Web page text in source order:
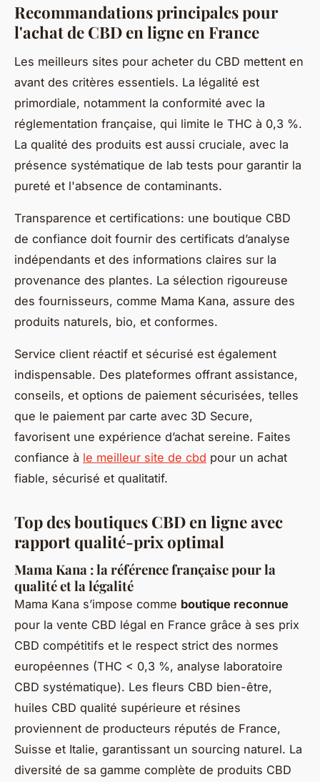
Recommandations principales pour
l'achat de CBD en ligne en France
Les meilleurs sites pour acheter du CBD mettent en
avant des critères essentiels. La légalité est
primordiale, notamment la conformité avec la
réglementation française, qui limite le THC à 0,3 %.
La qualité des produits est aussi cruciale, avec la
présence systématique de lab tests pour garantir la
pureté et l'absence de contaminants.
Transparence et certifications: une boutique CBD
de confiance doit fournir des certificats d’analyse
indépendants et des informations claires sur la
provenance des plantes. La sélection rigoureuse
des fournisseurs, comme Mama Kana, assure des
produits naturels, bio, et conformes.
Service client réactif et sécurisé est également
indispensable. Des plateformes offrant assistance,
conseils, et options de paiement sécurisées, telles
que le paiement par carte avec 3D Secure,
favorisent une expérience d’achat sereine. Faites
confiance à le meilleur site de cbd pour un achat
fiable, sécurisé et qualitatif.
Top des boutiques CBD en ligne avec
rapport qualité-prix optimal
Mama Kana : la référence française pour la
qualité et la légalité
Mama Kana s’impose comme boutique reconnue
pour la vente CBD légal en France grâce à ses prix
CBD compétitifs et le respect strict des normes
européennes (THC < 0,3 %, analyse laboratoire
CBD systématique). Les fleurs CBD bien-être,
huiles CBD qualité supérieure et résines
proviennent de producteurs réputés de France,
Suisse et Italie, garantissant un sourcing naturel. La
diversité de sa gamme complète de produits CBD